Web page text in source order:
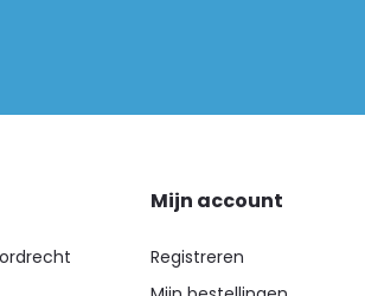
Mijn account
Registreren